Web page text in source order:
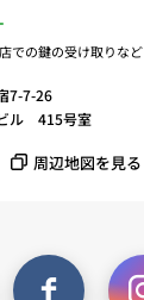
での鍵の受け取りなど
7-7-26
ル 415号室
周辺地図を見る